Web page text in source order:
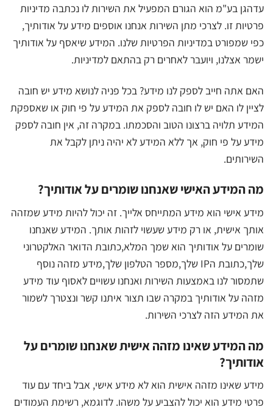
עדהגן בע"מ הוא הגורם המפעיל את השירות לו נכתבה מדיניות
פרטיות זו. לצרכי מתן השירות אנחנו אוספים מידע על אודותיך,
כפי שמפורט במדיניות הפרטיות שלנו. המידע שיאסף על אודותיך
ישמר אצלנו, ויועבר לאחרים רק בהתאם למדיניות.
האם אתה חייב לספק לנו מידע? בכל פניה לנושא מידע יש חובה
לציין לו האם יש לו חובה לספק את המידע על פי חוק או שאספקת
המידע תלויה ברצונו הטוב והסכמתו. במקרה זה, אין חובה לספק
מידע על פי חוק, אך ללא המידע לא יהיה ניתן לקבל את
השירותים.
מה המידע האישי שאנחנו שומרים על אודותיך?
מידע אישי הוא מידע המתייחס אלייך. זה יכול להיות מידע שמזהה
אותך אישית, או רק מידע שעשוי לזהות אותך. המידע שאנחנו
שומרים על אודותיך הוא שמך המלא,כתובת הדואר האלקטרוני
שלך,כתובת הIP שלך,מספר הטלפון שלך,מידע מזהה נוסף
שתמסור לנו באמצעות השירות ואנחנו עשויים לאסוף עוד מידע
מזהה על אודותיך במקרה שבו תצור איתנו קשר ונצטרך לשמור
את המידע הזה לצרכי השירות.
מה המידע שאינו מזהה אישית שאנחנו שומרים על
אודותיך?
מידע שאינו מזהה אישית הוא לא מידע אישי, אבל ביחד עם עוד
פרטי מידע הוא יכול להצביע על משהו. לדוגמא, רשימת העמודים